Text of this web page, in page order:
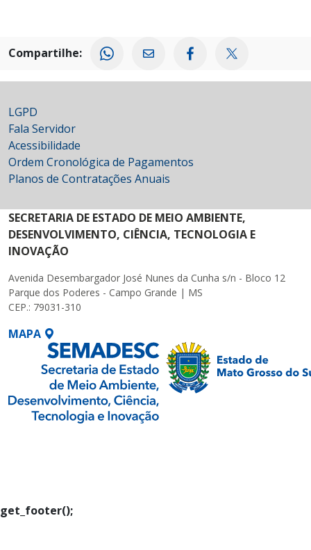
Compartilhe:
LGPD
Fala Servidor
Acessibilidade
Ordem Cronológica de Pagamentos
Planos de Contratações Anuais
SECRETARIA DE ESTADO DE MEIO AMBIENTE,
DESENVOLVIMENTO, CIÊNCIA, TECNOLOGIA E
INOVAÇÃO
Avenida Desembargador José Nunes da Cunha s/n - Bloco 12
Parque dos Poderes - Campo Grande | MS
CEP.: 79031-310
MAPA
get_footer();